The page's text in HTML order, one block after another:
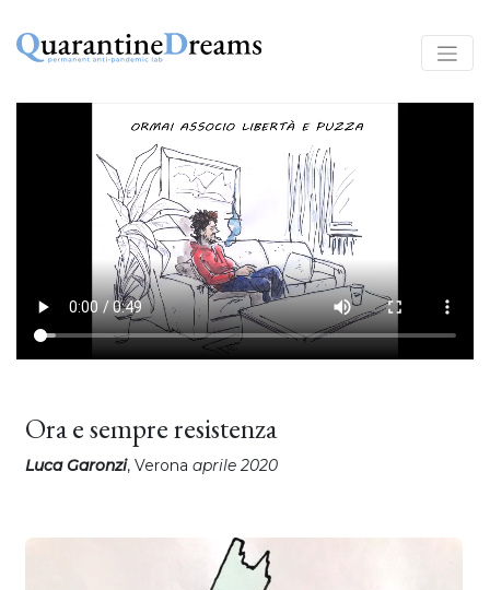
Ora e sempre resistenza
Luca Garonzi, Verona aprile 2020